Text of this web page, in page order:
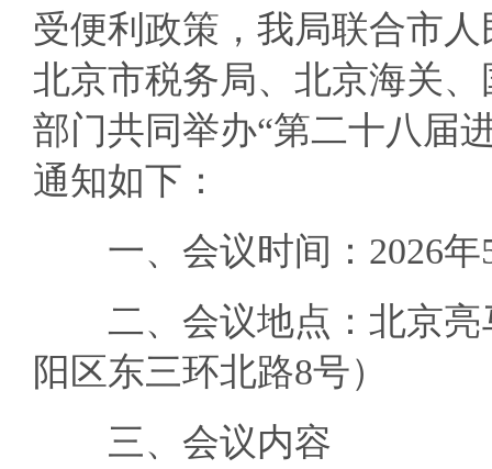
受便利政策，我局联合市
北京市税务局、北京海关
部门共同举办“第二十八届
通知如下：
一、会议时间：2026年5
二、会议地点：北京亮
阳区东三环北路8号）
三、会议内容